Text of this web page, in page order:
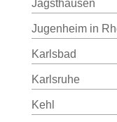
Jagsthausen
Jugenheim in
Karlsbad
Karlsruhe
Kehl